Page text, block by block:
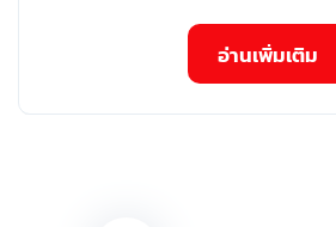
อ่านเพิ่มเติม